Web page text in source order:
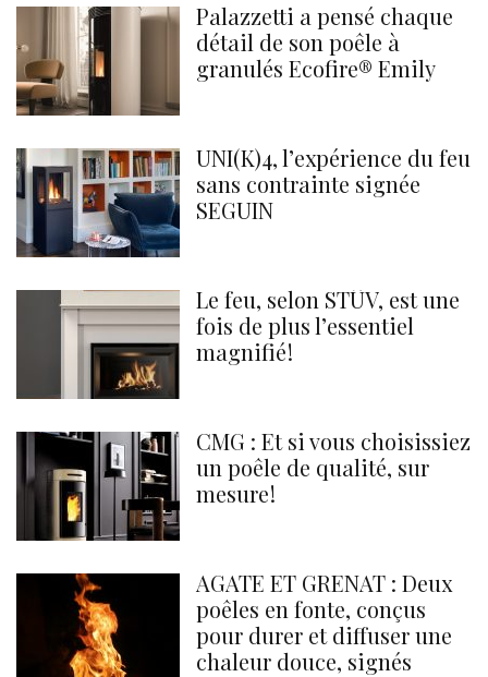
Palazzetti a pensé chaque
détail de son poêle à
granulés Ecofire® Emily
UNI(K)4, l’expérience du feu
sans contrainte signée
SEGUIN
Le feu, selon STÛV, est une
fois de plus l’essentiel
magnifié !
CMG : Et si vous choisissiez
un poêle de qualité, sur
mesure !
AGATE ET GRENAT : Deux
poêles en fonte, conçus
pour durer et diffuser une
chaleur douce, signés